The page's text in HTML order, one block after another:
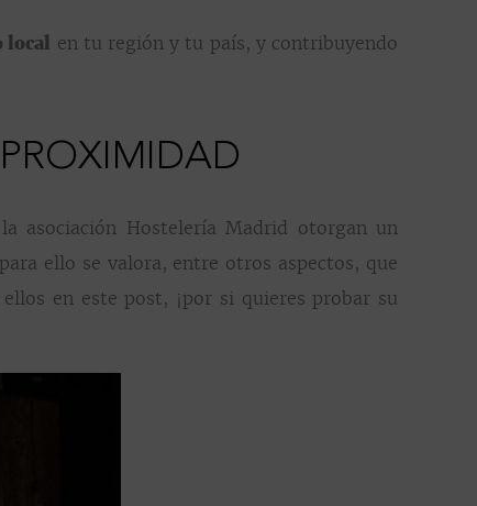
local en tu región y tu país, y contribuyendo
asociación Hostelería Madrid otorgan un
ello se valora, entre otros aspectos, que
en este post, ¡por si quieres probar su